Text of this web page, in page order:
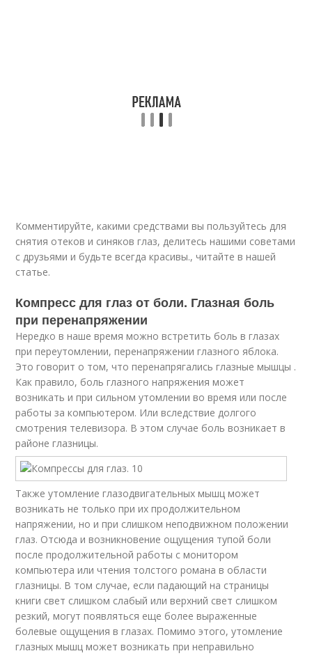
Комментируйте, какими средствами вы пользуйтесь для
снятия отеков и синяков глаз, делитесь нашими советами
с друзьями и будьте всегда красивы., читайте в нашей
статье.
Компресс для глаз от боли. Глазная боль
при перенапряжении
Нередко в наше время можно встретить боль в глазах
при переутомлении, перенапряжении глазного яблока.
Это говорит о том, что перенапрягались глазные мышцы .
Как правило, боль глазного напряжения может
возникать и при сильном утомлении во время или после
работы за компьютером. Или вследствие долгого
смотрения телевизора. В этом случае боль возникает в
районе глазницы.
Также утомление глазодвигательных мышц может
возникать не только при их продолжительном
напряжении, но и при слишком неподвижном положении
глаз. Отсюда и возникновение ощущения тупой боли
после продолжительной работы с монитором
компьютера или чтения толстого романа в области
глазницы. В том случае, если падающий на страницы
книги свет слишком слабый или верхний свет слишком
резкий, могут появляться еще более выраженные
болевые ощущения в глазах. Помимо этого, утомление
глазных мышц может возникать при неправильно